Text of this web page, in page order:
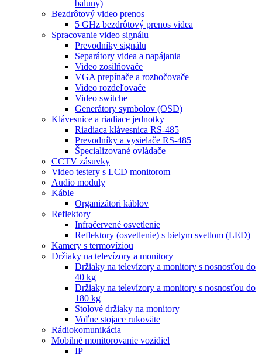
baluny)
Bezdrôtový video prenos
5 GHz bezdrôtový prenos videa
Spracovanie video signálu
Prevodníky signálu
Separátory videa a napájania
Video zosilňovače
VGA prepínače a rozbočovače
Video rozdeľovače
Video switche
Generátory symbolov (OSD)
Klávesnice a riadiace jednotky
Riadiaca klávesnica RS-485
Prevodníky a vysielače RS-485
Špecializované ovládače
CCTV zásuvky
Video testery s LCD monitorom
Audio moduly
Káble
Organizátori káblov
Reflektory
Infračervené osvetlenie
Reflektory (osvetlenie) s bielym svetlom (LED)
Kamery s termovíziou
Držiaky na televízory a monitory
Držiaky na televízory a monitory s nosnosťou do
40 kg
Držiaky na televízory a monitory s nosnosťou do
180 kg
Stolové držiaky na monitory
Voľne stojace rukoväte
Rádiokomunikácia
Mobilné monitorovanie vozidiel
IP